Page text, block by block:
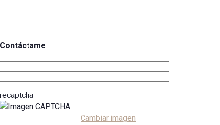
Contáctame
recaptcha
Cambiar imagen